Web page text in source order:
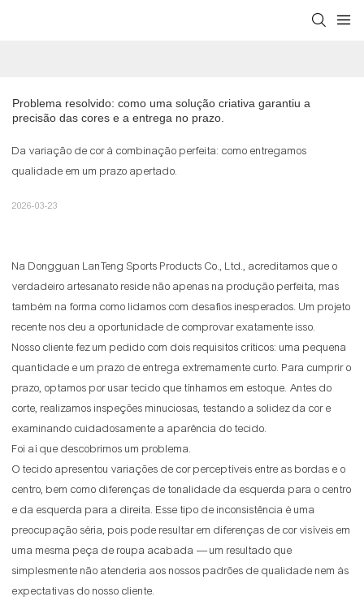
Problema resolvido: como uma solução criativa garantiu a
precisão das cores e a entrega no prazo.
Da variação de cor à combinação perfeita: como entregamos
qualidade em um prazo apertado.
2026-03-23
Na Dongguan LanTeng Sports Products Co., Ltd., acreditamos que o
verdadeiro artesanato reside não apenas na produção perfeita, mas
também na forma como lidamos com desafios inesperados. Um projeto
recente nos deu a oportunidade de comprovar exatamente isso.
Nosso cliente fez um pedido com dois requisitos críticos: uma pequena
quantidade e um prazo de entrega extremamente curto. Para cumprir o
prazo, optamos por usar tecido que tínhamos em estoque. Antes do
corte, realizamos inspeções minuciosas, testando a solidez da cor e
examinando cuidadosamente a aparência do tecido.
Foi aí que descobrimos um problema.
O tecido apresentou variações de cor perceptíveis entre as bordas e o
centro, bem como diferenças de tonalidade da esquerda para o centro
e da esquerda para a direita. Esse tipo de inconsistência é uma
preocupação séria, pois pode resultar em diferenças de cor visíveis em
uma mesma peça de roupa acabada — um resultado que
simplesmente não atenderia aos nossos padrões de qualidade nem às
expectativas do nosso cliente.